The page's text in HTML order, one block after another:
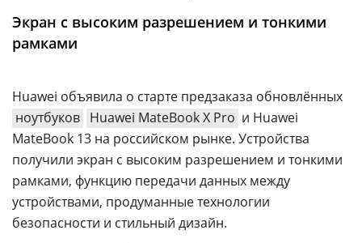
Аналитика
Конференции
ТВ
издании
Реклама
Telegram
Дзен
Экран с высоким разрешением и тонкими
рамками
Huawei объявила о старте предзаказа обновлённых
ноутбуков Huawei MateBook X Pro и Huawei
MateBook 13 на российском рынке. Устройства
получили экран с высоким разрешением и тонкими
рамками, функцию передачи данных между
устройствами, продуманные технологии
безопасности и стильный дизайн.